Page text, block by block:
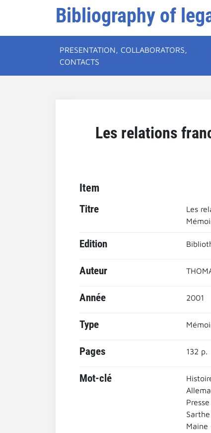
Bibliography of
PRESENTATION, COLLABORATORS,
CONTACTS
Les relations
Item
Titre
Les
Edition
Auteur
Année 2001
Type
Pages 132 p.
Mot-clé
Maine